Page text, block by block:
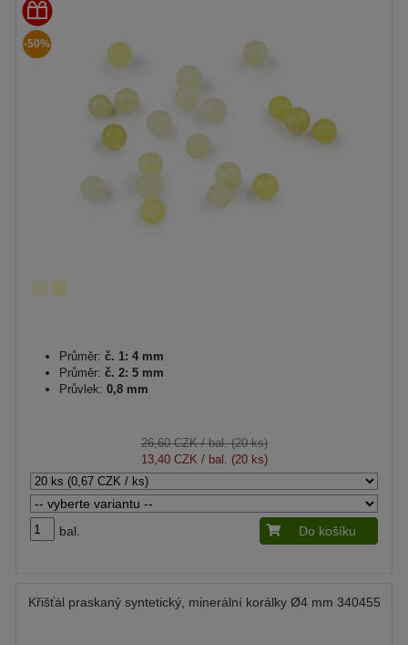
-50%
Průměr: č. 1: 4 mm
Průměr: č. 2: 5 mm
Průvlek: 0,8 mm
26,60 CZK/ bal. (20 ks)
13,40 CZK / bal. (20 ks)
bal. Do košíku
Křišťál praskaný syntetický, minerální korálky Ø4 mm 340455